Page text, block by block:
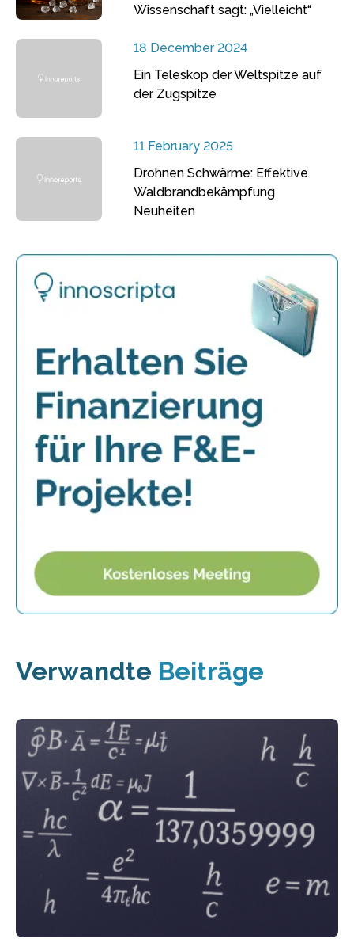
Wissenschaft sagt: „Vielleicht“
18 December 2024
Ein Teleskop der Weltspitze auf
der Zugspitze
11 February 2025
Drohnen Schwärme: Effektive
Waldbrandbekämpfung
Neuheiten
Verwandte Beiträge